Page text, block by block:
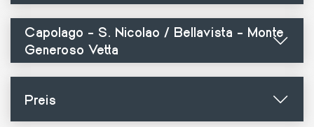
Capolago - S. Nicolao / Bellavista - Monte
Generoso Vetta
Preis